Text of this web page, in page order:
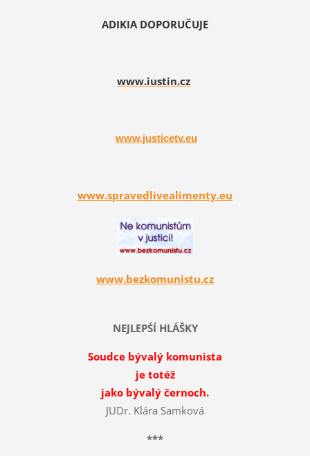
ADIKIA DOPORUČUJE
www.iustin.cz
www.justicetv.eu
www.spravedlivealimenty.eu
www.bezkomunistu.cz
NEJLEPŚÍ HLÁŠKY
Soudce bývalý komunista
je totéž
jako bývalý černoch.
JUDr. Klára Samková
***